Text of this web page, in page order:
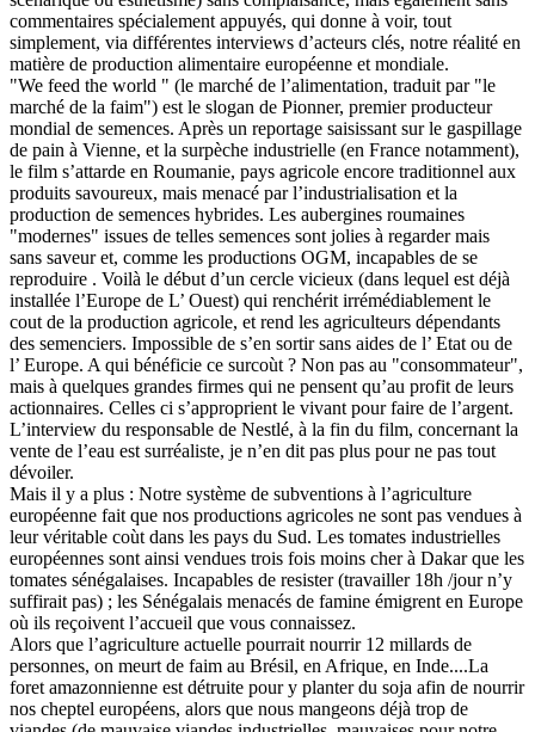
commentaires spécialement appuyés, qui donne à voir, tout
simplement, via différentes interviews d’acteurs clés, notre réalité en
matière de production alimentaire européenne et mondiale.
"We feed the world " (le marché de l’alimentation, traduit par "le
marché de la faim") est le slogan de Pionner, premier producteur
mondial de semences. Après un reportage saisissant sur le gaspillage
de pain à Vienne, et la surpèche industrielle (en France notamment),
le film s’attarde en Roumanie, pays agricole encore traditionnel aux
produits savoureux, mais menacé par l’industrialisation et la
production de semences hybrides. Les aubergines roumaines
"modernes" issues de telles semences sont jolies à regarder mais
sans saveur et, comme les productions OGM, incapables de se
reproduire . Voilà le début d’un cercle vicieux (dans lequel est déjà
installée l’Europe de L’ Ouest) qui renchérit irrémédiablement le
cout de la production agricole, et rend les agriculteurs dépendants
des semenciers. Impossible de s’en sortir sans aides de l’ Etat ou de
l’ Europe. A qui bénéficie ce surcoùt ? Non pas au "consommateur",
mais à quelques grandes firmes qui ne pensent qu’au profit de leurs
actionnaires. Celles ci s’approprient le vivant pour faire de l’argent.
L’interview du responsable de Nestlé, à la fin du film, concernant la
vente de l’eau est surréaliste, je n’en dit pas plus pour ne pas tout
dévoiler.
Mais il y a plus : Notre système de subventions à l’agriculture
européenne fait que nos productions agricoles ne sont pas vendues à
leur véritable coùt dans les pays du Sud. Les tomates industrielles
européennes sont ainsi vendues trois fois moins cher à Dakar que les
tomates sénégalaises. Incapables de resister (travailler 18h /jour n’y
suffirait pas) ; les Sénégalais menacés de famine émigrent en Europe
où ils reçoivent l’accueil que vous connaissez.
Alors que l’agriculture actuelle pourrait nourrir 12 millards de
personnes, on meurt de faim au Brésil, en Afrique, en Inde....La
foret amazonnienne est détruite pour y planter du soja afin de nourrir
nos cheptel européens, alors que nous mangeons déjà trop de